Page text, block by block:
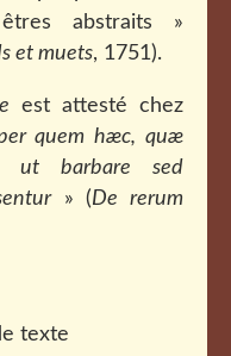
abstraits »
et muets, 1751).
est attesté chez
quem hæc, quæ
ut barbare sed
» (De rerum